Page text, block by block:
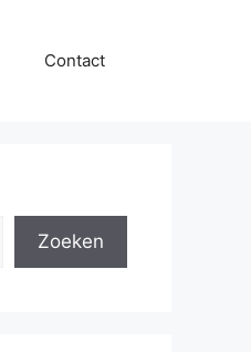
Contact
Zoeken